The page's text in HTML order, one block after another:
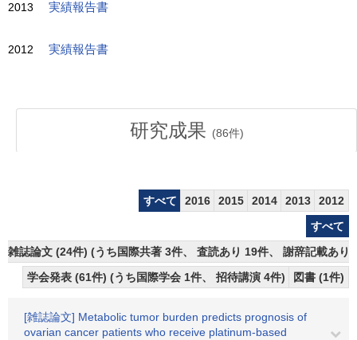
2013 実績報告書
2012 実績報告書
研究成果 (86件)
すべて 2016 2015 2014 2013
2012
すべて
雑誌論文 (24件) (うち国際共著 3件、 査読あり 19件、 謝辞記載あり
学会発表 (61件) (うち国際学会 1件、 招待講演 4件)
図書 (1件)
[雑誌論文] Metabolic tumor burden predicts prognosis of
ovarian cancer patients who receive platinum-based